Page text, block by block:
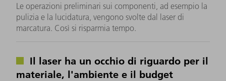
Le operazioni preliminari sui componenti, ad esempio la
pulizia e la lucidatura, vengono svolte dal laser di
marcatura. Così si risparmia tempo.
Il laser ha un occhio di riguardo per il
materiale, l'ambiente e il budget